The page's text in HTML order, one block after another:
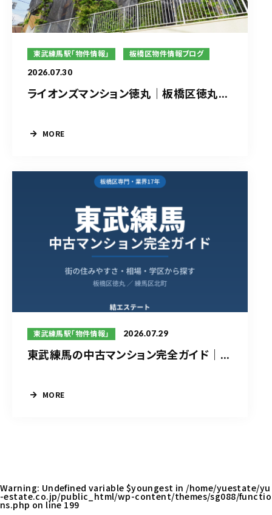
東武練馬駅「物件情報」 板橋区物件情報ブログ
2026.07.30
ライオンズマンション徳丸｜板橋区徳丸...
MORE
東武練馬駅「物件情報」 2026.07.29
東武練馬の中古マンション完全ガイド｜...
MORE
Warning: Undefined variable $youngest in /home/yuestate/yu
-estate.co.jp/public_html/wp-content/themes/sg088/functio
ns.php on line199